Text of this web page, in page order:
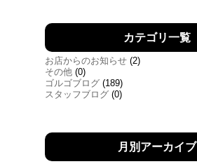
カテゴリ一覧
お店からのお知らせ (2)
その他 (0)
ゴルゴブログ (189)
スタッフブログ (0)
月別アーカイブ